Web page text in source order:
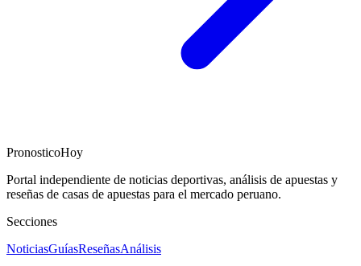
PronosticoHoy
Portal independiente de noticias deportivas, análisis de apuestas y
reseñas de casas de apuestas para el mercado peruano.
Secciones
NoticiasGuíasReseñasAnálisis